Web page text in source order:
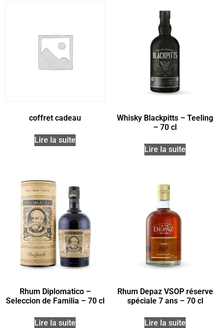
coffret cadeau
Lire la suite
Whisky Blackpitts – Teeling
– 70 cl
Lire la suite
Rhum Diplomatico –
Seleccion de Familia – 70 cl
Lire la suite
Rhum Depaz VSOP réserve
spéciale 7 ans – 70 cl
Lire la suite